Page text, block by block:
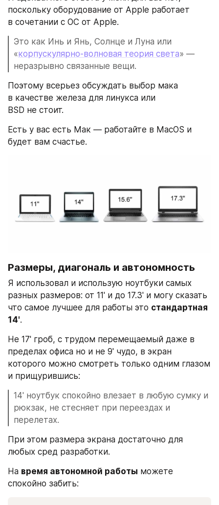
поскольку оборудование от Apple работает
в сочетании с ОС от Apple.
Это как Инь и Янь, Солнце и Луна или
«корпускулярно-волновая теория света» —
неразрывно связанные вещи.
Поэтому всерьез обсуждать выбор мака
в качестве железа для линукса или
BSD не стоит.
Есть у вас есть Мак — работайте в MacOS и
будет вам счастье.
Размеры, диагональ и автономность
Я использовал и использую ноутбуки самых
разных размеров: от 11' и до 17.3' и могу сказать
что самое лучшее для работы это стандартная
14'.
Не 17' гроб, с трудом перемещаемый даже в
пределах офиса но и не 9' чудо, в экран
которого можно смотреть только одним глазом
и прищурившись:
14' ноутбук спокойно влезает в любую сумку и
рюкзак, не стесняет при переездах и
перелетах.
При этом размера экрана достаточно для
любых сред разработки.
На время автономной работы можете
спокойно забить: